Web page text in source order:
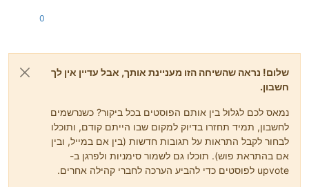
0
שלום! נראה שהשיחה הזו מעניינת אותך, אבל עדיין אין לך
חשבון.
נמאס לכם לגלול בין אותם הפוסטים בכל ביקור? כשנרשמים
לחשבון, תמיד תחזרו בדיוק למקום שבו הייתם קודם, ותוכלו
לבחור לקבל התראות על תגובות חדשות (בין אם במייל, ובין
אם בהתראת פוש). תוכלו גם לשמור סימניות ולפרגן ב-
upvote לפוסטים כדי להביע הערכה לחברי קהילה אחרים.